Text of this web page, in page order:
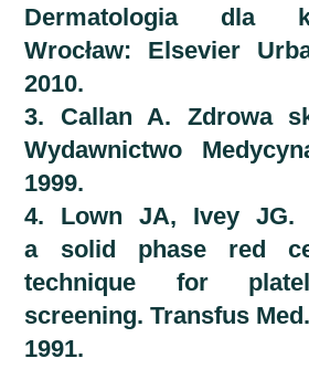
Dermatologia dla
Wrocław: Elsevier
2010.
3. Callan A. Zdrowa
Wydawnictwo
1999.
4. Lown JA, Ivey JG.
a solid phase red
technique for
screening. Transfus Med.
1991.